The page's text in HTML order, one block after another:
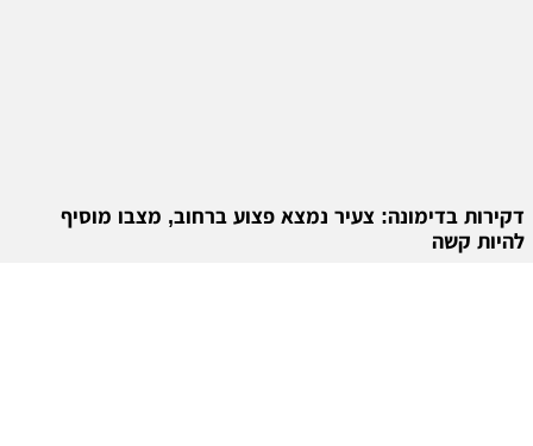
דקירות בדימונה: צעיר נמצא פצוע ברחוב, מצבו מוסיף
להיות קשה